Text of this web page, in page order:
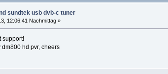
sundtek usb dvb-c tuner
12:06:41 Nachmittag »
support!
dm800 hd pvr, cheers